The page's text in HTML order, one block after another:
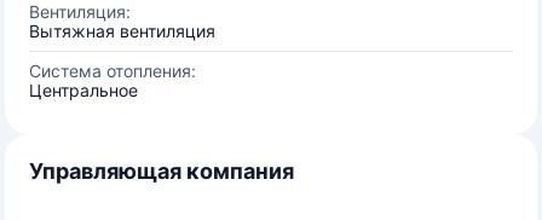
Вентиляция:
Вытяжная вентиляция
Система отопления:
Центральное
Управляющая компания